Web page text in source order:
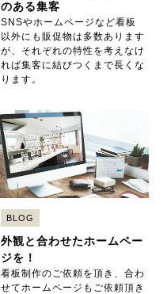
のある集客
SNSやホームページなど看板
以外にも販促物は多数あります
が、それぞれの特性を考えなけ
れば集客に結びつくまで長くな
ります。
BLOG
外観と合わせたホームペー
ジを！
看板制作のご依頼を頂き、合わ
せてホームページもご依頼頂き